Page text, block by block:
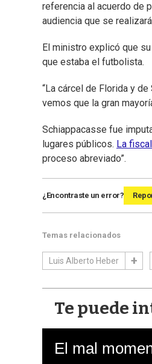
referencia al acuerdo de
audiencia que se
El ministro explicó que
que estaba el futbolista.
“La cárcel de Florida y
vemos que la gran
Schiappacasse fue
lugares públicos. La
proceso abreviado”.
¿Encontraste un error?
Temas relacionados
Luis Alberto Heber
Te puede